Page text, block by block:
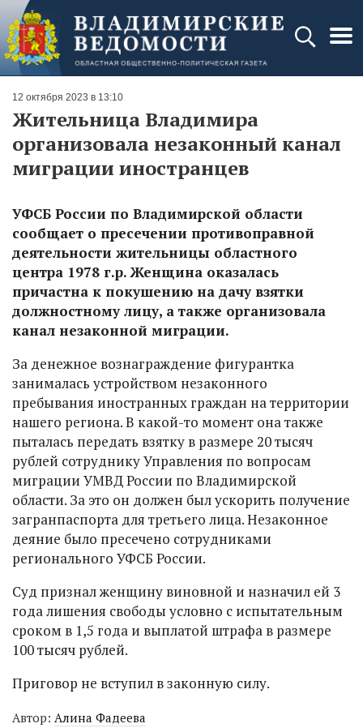
12 октября 2023 в 13:10
Жительница Владимира
организовала незаконный канал
миграции иностранцев
УФСБ России по Владимирской области
сообщает о пресечении противоправной
деятельности жительницы областного
центра 1978 г.р. Женщина оказалась
причастна к покушению на дачу взятки
должностному лицу, а также организовала
канал незаконной миграции.
За денежное вознаграждение фигурантка
занималась устройством незаконного
пребывания иностранных граждан на территории
нашего региона. В какой-то момент она также
пыталась передать взятку в размере 20 тысяч
рублей сотруднику Управления по вопросам
миграции УМВД России по Владимирской
области. За это он должен был ускорить получение
загранпаспорта для третьего лица. Незаконное
деяние было пресечено сотрудниками
регионального УФСБ России.
Суд признал женщину виновной и назначил ей 3
года лишения свободы условно с испытательным
сроком в 1,5 года и выплатой штрафа в размере
100 тысяч рублей.
Приговор не вступил в законную силу.
Автор: Алина Фадеева